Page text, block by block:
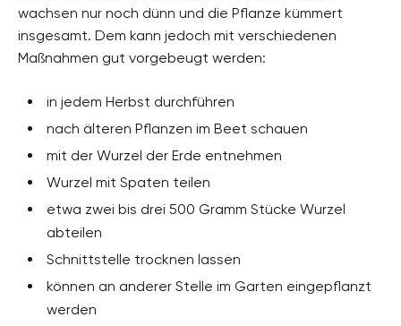
wachsen nur noch dünn und die Pflanze kümmert
insgesamt. Dem kann jedoch mit verschiedenen
Maßnahmen gut vorgebeugt werden:
in jedem Herbst durchführen
nach älteren Pflanzen im Beet schauen
mit der Wurzel der Erde entnehmen
Wurzel mit Spaten teilen
etwa zwei bis drei 500 Gramm Stücke Wurzel
abteilen
Schnittstelle trocknen lassen
können an anderer Stelle im Garten eingepflanzt
werden